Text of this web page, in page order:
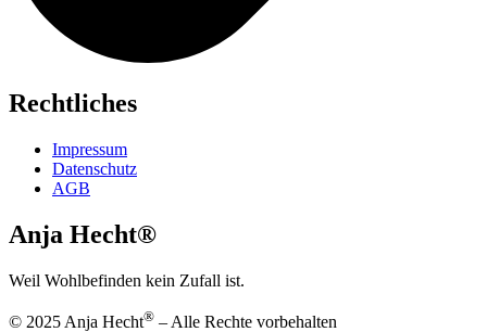
Rechtliches
Impressum
Datenschutz
AGB
Anja Hecht®
Weil Wohlbefinden kein Zufall ist.
© 2025 Anja Hecht® – Alle Rechte vorbehalten